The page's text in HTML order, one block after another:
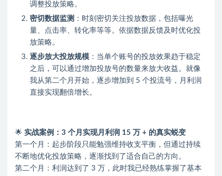
调整投放策略。
密切数据监测 ：时刻密切关注投放数据，包括曝光
量、点击率、转化率等等。依据数据反馈及时优化投
放策略。
逐步放大投放规模 ：当单个账号的投放效果趋于稳定
之后，可以通过增加投放号的数量来放大收益。就像
我从第二个月开始，逐步增加到 5 个投流号，月利润
直接实现翻倍增长。
🌟 实战案例：3 个月实现月利润 15 万 + 的真实蜕变
第一个月：起步阶段只能勉强维持收支平衡，但通过持续
不断地优化投放策略，逐渐找到了适合自己的方向。
第二个月：利润达到了 3 万，此时我已经熟练掌握了基本